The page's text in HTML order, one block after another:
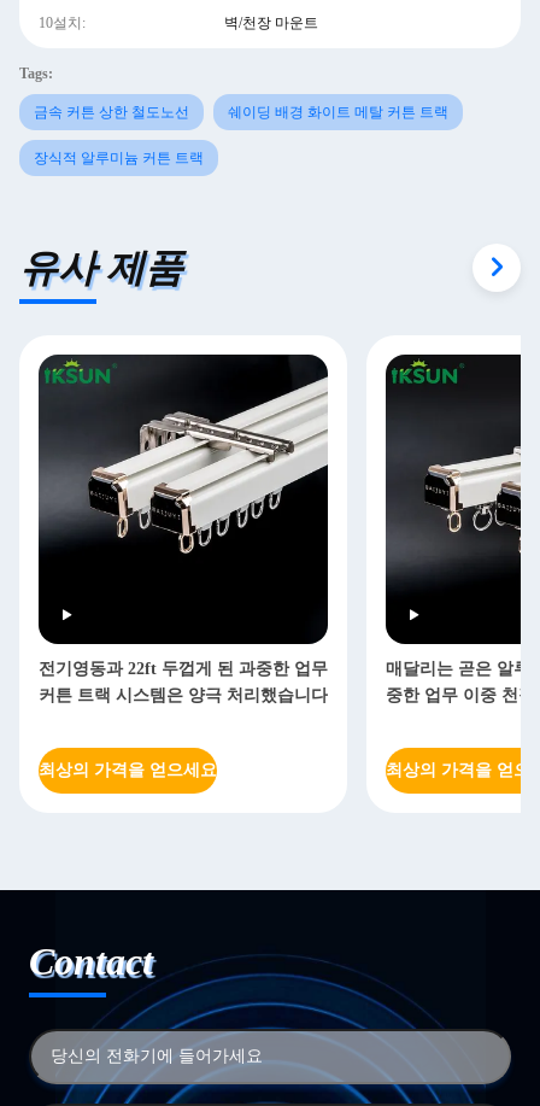
10설치: 벽/천장 마운트
Tags:
금속 커튼 상한 철도노선 쉐이딩 배경 화이트 메탈 커튼 트랙
장식적 알루미늄 커튼 트랙
유사 제품
전기영동과 22ft 두껍게 된 과중한 업무
커튼 트랙 시스템은 양극 처리했습니다
최상의 가격을 얻으세요
매달리는 곧은 알루
중한 업무 이중 천장
최상의 가격을 얻으
Contact